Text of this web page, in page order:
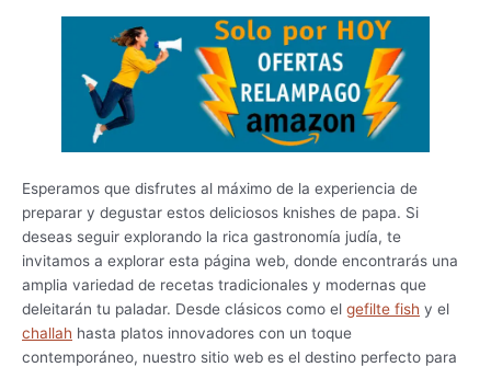
Esperamos que disfrutes al máximo de la experiencia de
preparar y degustar estos deliciosos knishes de papa. Si
deseas seguir explorando la rica gastronomía judía, te
invitamos a explorar esta página web, donde encontrarás una
amplia variedad de recetas tradicionales y modernas que
deleitarán tu paladar. Desde clásicos como el gefilte fish y el
challah hasta platos innovadores con un toque
contemporáneo, nuestro sitio web es el destino perfecto para